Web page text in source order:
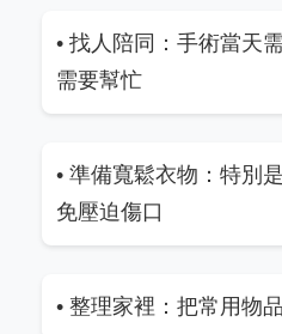
• 找人陪同：手術當天
需要幫忙
• 準備寬鬆衣物：特別
免壓迫傷口
• 整理家裡：把常用物